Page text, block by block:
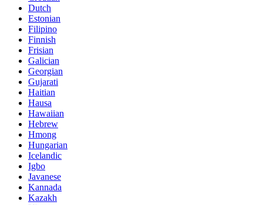
Dutch
Estonian
Filipino
Finnish
Frisian
Galician
Georgian
Gujarati
Haitian
Hausa
Hawaiian
Hebrew
Hmong
Hungarian
Icelandic
Igbo
Javanese
Kannada
Kazakh